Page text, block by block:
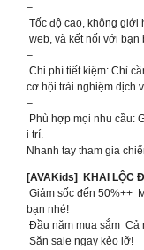
–
Tốc độ cao, không giới
web, và kết nối với bạn
–
Chi phí tiết kiệm: Chỉ
cơ hội trải nghiệm dịch
–
Phù hợp mọi nhu cầu:
i trí.
Nhanh tay tham gia
[AVAKids] KHAI LỘC
Giảm sốc đến 50%++
bạn nhé!
Đầu năm mua sắm Cả
Săn sale ngay kẻo lỡ!